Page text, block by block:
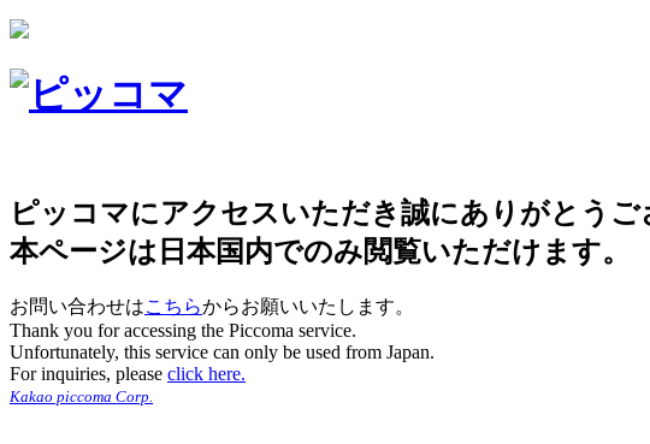
ピッコマにアクセスいただき誠にありがとうご
本ページは日本国内でのみ閲覧いただけます。
お問い合わせはこちらからお願いいたします。
Thank you for accessing the Piccoma service.
Unfortunately, this service can only be used from Japan.
For inquiries, please click here.
Kakao piccoma Corp.